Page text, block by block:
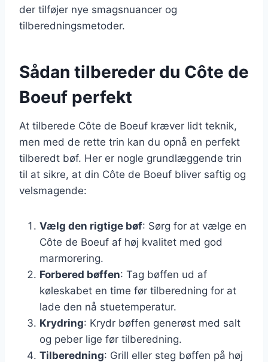
der tilføjer nye smagsnuancer og
tilberedningsmetoder.
Sådan tilbereder du Côte de
Boeuf perfekt
At tilberede Côte de Boeuf kræver lidt teknik,
men med de rette trin kan du opnå en perfekt
tilberedt bøf. Her er nogle grundlæggende trin
til at sikre, at din Côte de Boeuf bliver saftig og
velsmagende:
Vælg den rigtige bøf: Sørg for at vælge en
Côte de Boeuf af høj kvalitet med god
marmorering.
Forbered bøffen: Tag bøffen ud af
køleskabet en time før tilberedning for at
lade den nå stuetemperatur.
Krydring: Krydr bøffen generøst med salt
og peber lige før tilberedning.
Tilberedning: Grill eller steg bøffen på høj